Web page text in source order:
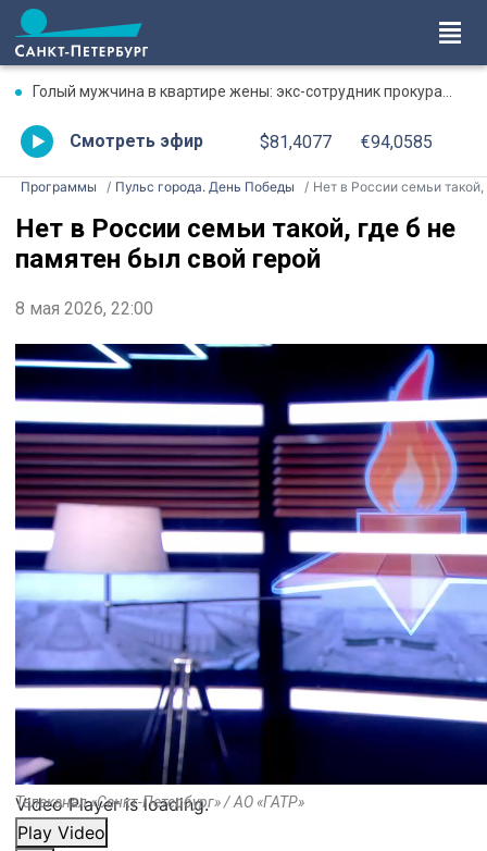
Голый мужчина в квартире жены: экс-сотрудник прокуратуры рассказал, почему совершил убийство
Смотреть эфир $81,4077 €94,0585
Программы Пульс города. День Победы Нет в России семьи такой, где б не памятен был свой герой
Нет в России семьи такой, где б не
памятен был свой герой
8 мая 2026, 22:00
Video Player is loading.
Play Video
Телеканал «Санкт-Петербург» / АО «ГАТР»